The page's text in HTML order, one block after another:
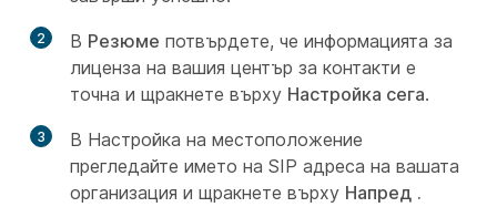
2 В Резюме потвърдете, че информацията за
лиценза на вашия център за контакти е
точна и щракнете върху Настройка сега.
3
В Настройка на местоположение
прегледайте името на SIP адреса на вашата
организация и щракнете върху Напред .